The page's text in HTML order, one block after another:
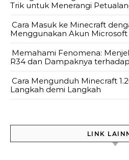
Trik untuk Menerangi
Cara Masuk ke Minecraft
Menggunakan Akun
Memahami Fenomena:
R34 dan Dampaknya
Cara Mengunduh Minecraft
Langkah demi Langkah
LINK